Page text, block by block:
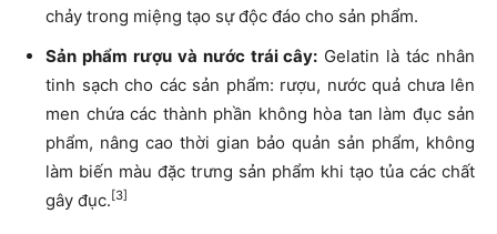
chảy trong miệng tạo sự độc đáo cho sản phẩm.
Sản phẩm rượu và nước trái cây: Gelatin là tác nhân
tinh sạch cho các sản phẩm: rượu, nước quả chưa lên
men chứa các thành phần không hòa tan làm đục sản
phẩm, nâng cao thời gian bảo quản sản phẩm, không
làm biến màu đặc trưng sản phẩm khi tạo tủa các chất
gây đục. [3]